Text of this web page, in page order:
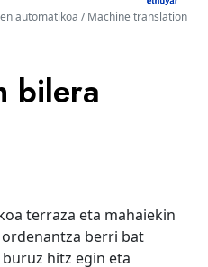
automatikoa / Machine translation
bilera
terraza eta mahaiekin
berri bat
hitz egin eta